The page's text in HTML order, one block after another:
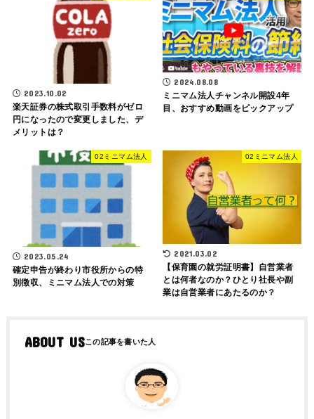
2023.10.02
楽天証券の株式取引手数料がゼロ
円になったので変更しました、デ
メリットは？
2024.08.08
ミニマム法人チャンネル開設4年
目、おすすめ動画をピックアップ
02ミニマム法人
2023.05.24
確定申告が終わり市役所からの特
別徴収、ミニマム法人での対策
02ミニマム法人
2021.03.02
【保育園の就労証明書】自営業者
とは何者なのか？ひとり社長や副
業は自営業者にあたるのか？
ABOUT US